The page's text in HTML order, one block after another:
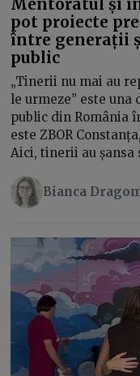
pot proiecte
între generații
public
„Tinerii nu mai au
le urmeze” este
public din România
este ZBOR
Aici, tinerii au șansa
Bianca